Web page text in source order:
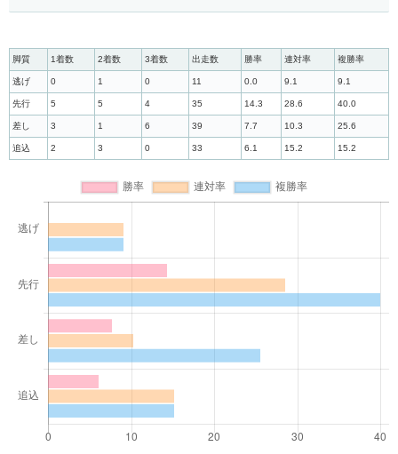
脚質 1着数 2着数 3着数 出走数 勝率 連対率 複勝率
逃げ 0 1 0 11 0.0 9.1 9.1
先行 5 5 4 35 14.3 28.6 40.0
差し 3 1 6 39 7.7 10.3 25.6
追込 2 3 0 33 6.1 15.2 15.2